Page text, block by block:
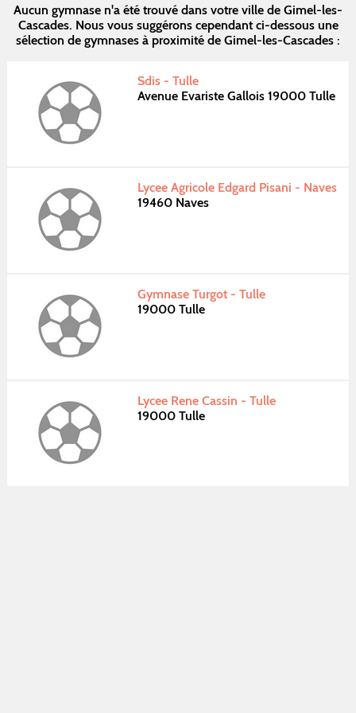
Aucun gymnase n'a été trouvé dans votre ville de Gimel-les-
Cascades. Nous vous suggérons cependant ci-dessous une
sélection de gymnases à proximité de Gimel-les-Cascades :
Sdis - Tulle
Avenue Evariste Gallois 19000 Tulle
Lycee Agricole Edgard Pisani - Naves
19460 Naves
Gymnase Turgot - Tulle
19000 Tulle
Lycee Rene Cassin - Tulle
19000 Tulle